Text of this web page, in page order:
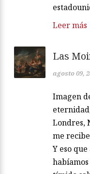
Leer más
Las
agosto 09,
Imagen
Londres,
me
Y eso